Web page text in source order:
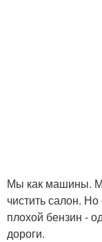
Мы как машины.
чистить салон.
плохой бензин -
дороги.